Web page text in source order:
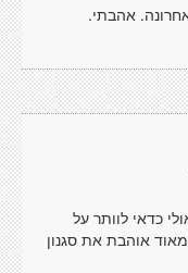
אהבתי.
כדאי לוותר על
אוהבת את סגנון